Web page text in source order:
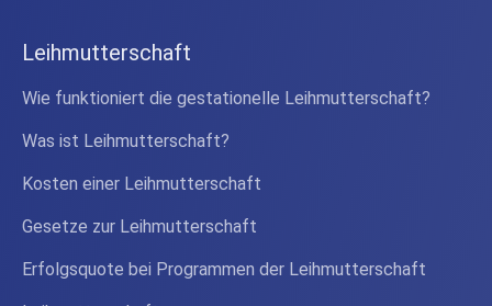
Leihmutterschaft
Wie funktioniert die gestationelle Leihmutterschaft?
Was ist Leihmutterschaft?
Kosten einer Leihmutterschaft
Gesetze zur Leihmutterschaft
Erfolgsquote bei Programmen der Leihmutterschaft